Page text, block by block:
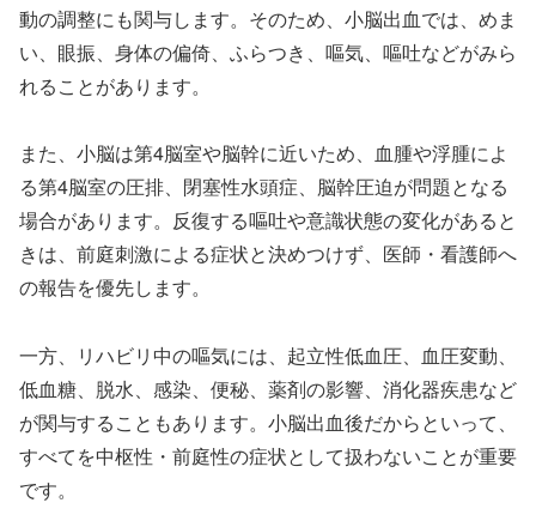
動の調整にも関与します。そのため、小脳出血では、めま
い、眼振、身体の偏倚、ふらつき、嘔気、嘔吐などがみら
れることがあります。
また、小脳は第4脳室や脳幹に近いため、血腫や浮腫によ
る第4脳室の圧排、閉塞性水頭症、脳幹圧迫が問題となる
場合があります。反復する嘔吐や意識状態の変化があると
きは、前庭刺激による症状と決めつけず、医師・看護師へ
の報告を優先します。
一方、リハビリ中の嘔気には、起立性低血圧、血圧変動、
低血糖、脱水、感染、便秘、薬剤の影響、消化器疾患など
が関与することもあります。小脳出血後だからといって、
すべてを中枢性・前庭性の症状として扱わないことが重要
です。